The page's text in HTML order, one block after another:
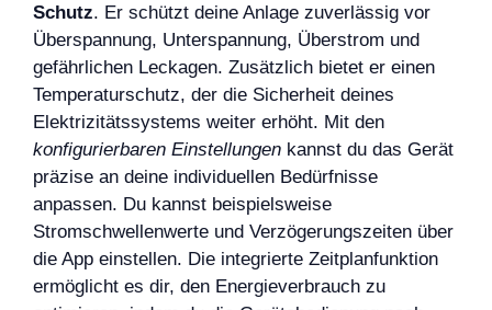
Schutz. Er schützt deine Anlage zuverlässig vor
Überspannung, Unterspannung, Überstrom und
gefährlichen Leckagen. Zusätzlich bietet er einen
Temperaturschutz, der die Sicherheit deines
Elektrizitätssystems weiter erhöht. Mit den
konfigurierbaren Einstellungen kannst du das Gerät
präzise an deine individuellen Bedürfnisse
anpassen. Du kannst beispielsweise
Stromschwellenwerte und Verzögerungszeiten über
die App einstellen. Die integrierte Zeitplanfunktion
ermöglicht es dir, den Energieverbrauch zu